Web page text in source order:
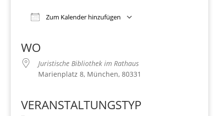
Zum Kalender hinzufügen
WO
Juristische Bibliothek im Rathaus
Marienplatz 8, München, 80331
VERANSTALTUNGSTYP